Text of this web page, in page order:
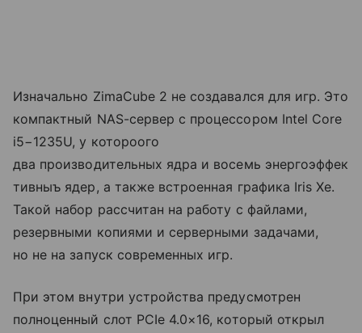
Изначально ZimaCube 2 не создавался для игр. Это
компактный NAS-сервер с процессором Intel Core
i5−1235U, у котороого
два производительных ядра и восемь энергоэффек
тивныъ ядер, а также встроенная графика Iris Xe.
Такой набор рассчитан на работу с файлами,
резервными копиями и серверными задачами,
но не на запуск современных игр.
При этом внутри устройства предусмотрен
полноценный слот PCIe 4.0×16, который открыл